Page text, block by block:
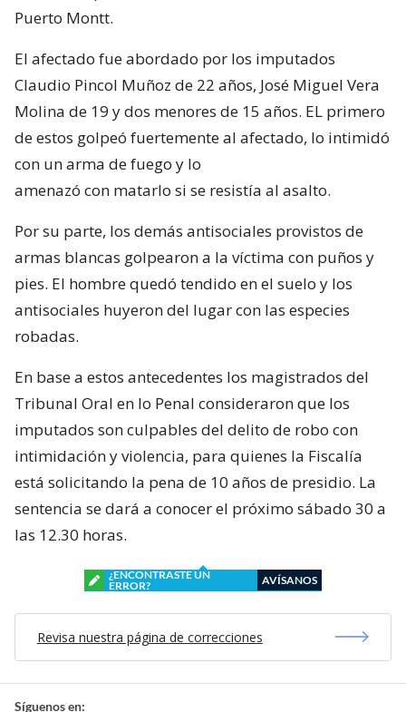
Puerto Montt.
El afectado fue abordado por los imputados
Claudio Pincol Muñoz de 22 años, José Miguel Vera
Molina de 19 y dos menores de 15 años. EL primero
de estos golpeó fuertemente al afectado, lo intimidó
con un arma de fuego y lo
amenazó con matarlo si se resistía al asalto.
Por su parte, los demás antisociales provistos de
armas blancas golpearon a la víctima con puños y
pies. El hombre quedó tendido en el suelo y los
antisociales huyeron del lugar con las especies
robadas.
En base a estos antecedentes los magistrados del
Tribunal Oral en lo Penal consideraron que los
imputados son culpables del delito de robo con
intimidación y violencia, para quienes la Fiscalía
está solicitando la pena de 10 años de presidio. La
sentencia se dará a conocer el próximo sábado 30 a
las 12.30 horas.
¿ENCONTRASTE UN
ERROR?
AVÍSANOS
Revisa nuestra página de correcciones
Síguenos en: